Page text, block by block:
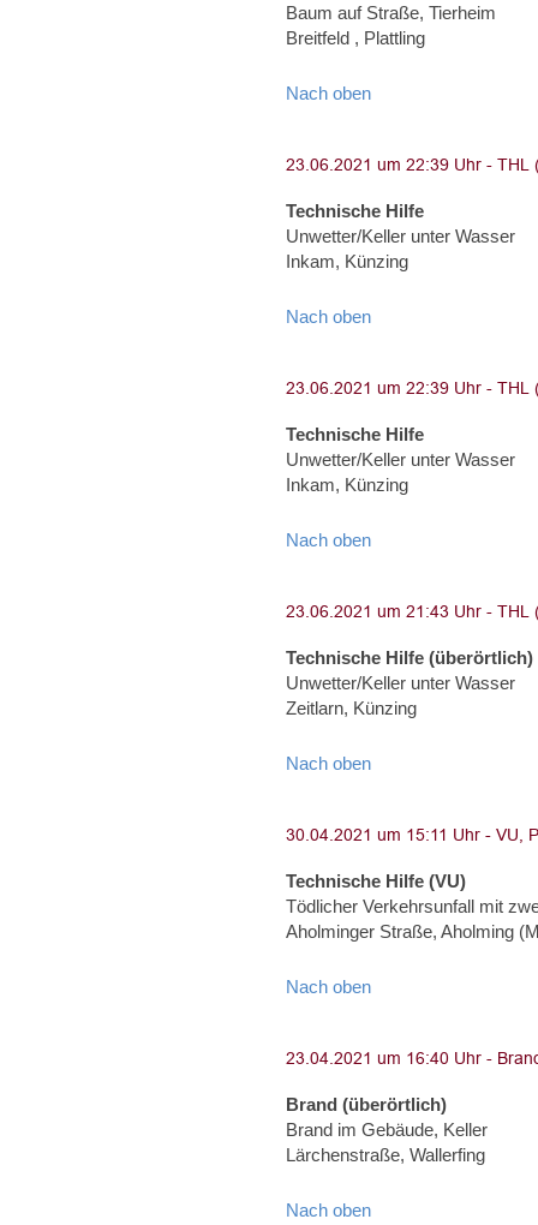
Baum auf Straße, Tierheim
Breitfeld , Plattling
Nach oben
Technische Hilfe
Unwetter/Keller unter Wasser
Inkam, Künzing
Nach oben
Technische Hilfe
Unwetter/Keller unter Wasser
Inkam, Künzing
Nach oben
Technische Hilfe (überörtlich)
Unwetter/Keller unter Wasser
Zeitlarn, Künzing
Nach oben
Technische Hilfe (VU)
Tödlicher Verkehrsunfall mit
Aholminger Straße, Aholming
Nach oben
Brand (überörtlich)
Brand im Gebäude, Keller
Lärchenstraße, Wallerfing
Nach oben